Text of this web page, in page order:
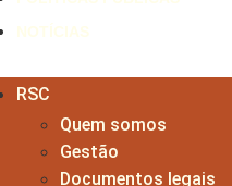
RSC
Quem somos
Gestão
Documentos legais